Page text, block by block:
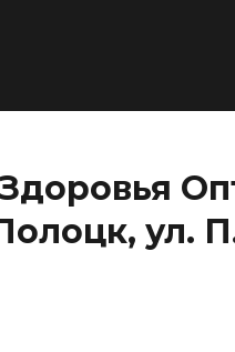
ул.